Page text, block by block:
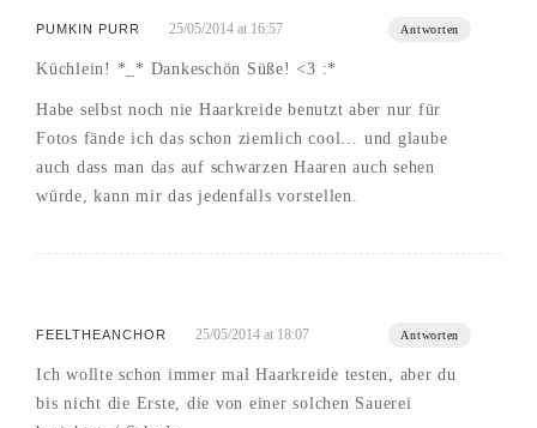
PUMKIN PURR 25/05/2014 at 16:57 Antworten
Küchlein! *_* Dankeschön Süße! <3 :*
Habe selbst noch nie Haarkreide benutzt aber nur für
Fotos fände ich das schon ziemlich cool… und glaube
auch dass man das auf schwarzen Haaren auch sehen
würde, kann mir das jedenfalls vorstellen.
FEELTHEANCHOR 25/05/2014 at 18:07 Antworten
Ich wollte schon immer mal Haarkreide testen, aber du
bis nicht die Erste, die von einer solchen Sauerei